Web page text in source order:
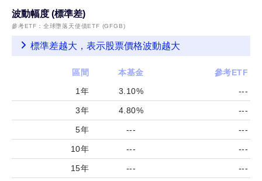
型
美
野
村
波動幅度 (標準差)
參考ETF： 全球墮落天使債ETF (GFGB)
標準差越大，表示股票價格波動越大
區間 本基金
參考ETF
1年
3.10% ---
3年 4.80% ---
5年 --- ---
10年 --- ---
15年 --- ---